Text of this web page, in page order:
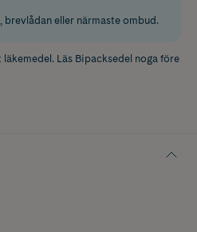
eller närmaste ombud.
Läs Bipacksedel noga före